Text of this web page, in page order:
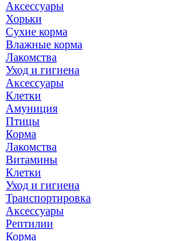
Аксессуары
Хорьки
Сухие корма
Влажные корма
Лакомства
Уход и гигиена
Аксессуары
Клетки
Амуниция
Птицы
Корма
Лакомства
Витамины
Клетки
Уход и гигиена
Транспортировка
Аксессуары
Рептилии
Корма